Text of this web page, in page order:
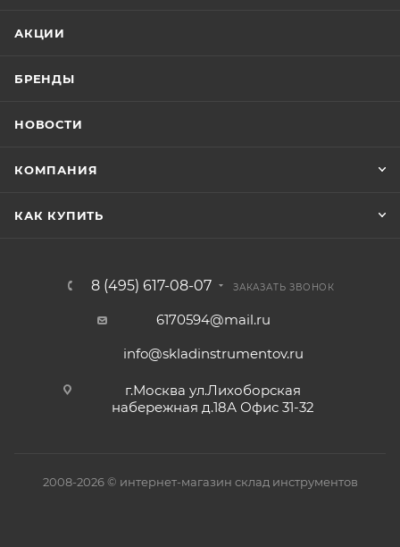
АКЦИИ
БРЕНДЫ
НОВОСТИ
КОМПАНИЯ
КАК КУПИТЬ
8 (495) 617-08-07 ЗАКАЗАТЬ ЗВОНОК
6170594@mail.ru
info@skladinstrumentov.ru
г.Москва ул.Лихоборская
набережная д.18А Офис 31-32
2008-2026 © интернет-магазин склад инструментов